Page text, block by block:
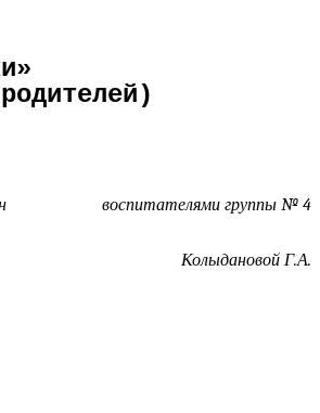
у Мурки»
воспитателями группы № 4
Г.А.